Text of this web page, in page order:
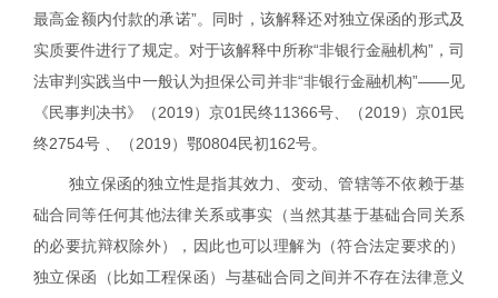
最高金额内付款的承诺”。同时，该解释还对独立保函的形式及
实质要件进行了规定。对于该解释中所称“非银行金融机构”，司
法审判实践当中一般认为担保公司并非“非银行金融机构”——见
《民事判决书》
（2019）京01 民终11366号、（2019）京01 民
终2754号 、（2019）鄂0804民初162号。
独立保函的独立性是指其效力、变动、管辖等不依赖于基
础合同等任何其他法律关系或事实（当然其基于基础合同关系
的必要抗辩权除外），因此也可以理解为（符合法定要求的）
独立保函（比如工程保函）与基础合同之间并不存在法律意义